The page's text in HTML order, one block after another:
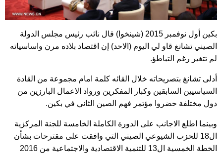
بكين أول نوفمبر 2015 (شينخوا) قال نائب رئيس مجلس الدولة
الصيني تشانغ قاو لي اليوم (الاحد) إن اقتصاد بلاده مرن واساسياته
لم تتغير رغم التباطؤ.
أدلى تشانغ بتصريحاته خلال القائه كلمة امام مجموعة من القادة
السياسيين السابقين وكبار المفكرين ورواد الاعمال البارزين من
دول مختلفة حضروا مؤتمر فهم الصين الثاني في بكين.
وبينما اطلع الاجانب على الدورة الكاملة الخامسة للجنة المركزية
ال18 للحزب الشيوعي الصيني التي وافقت على مقترحات بشأن
الخطة الخمسية ال13 للتنمية الاقتصادية والاجتماعية من 2016